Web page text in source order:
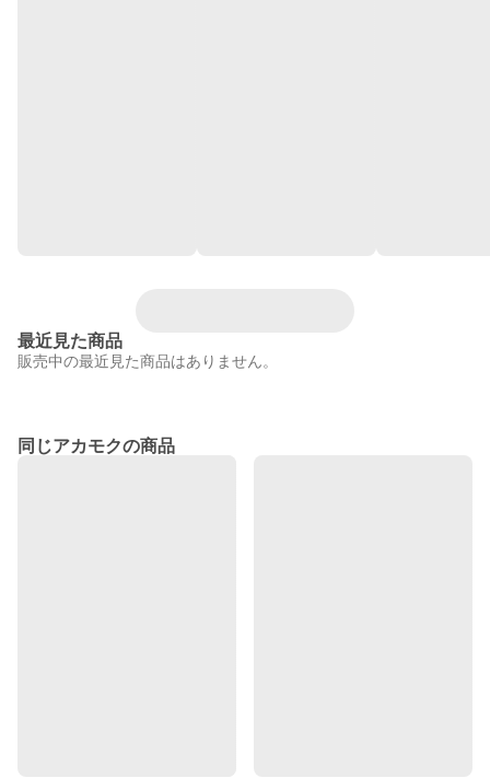
最近見た商品
販売中の最近見た商品はありません。
同じアカモクの商品